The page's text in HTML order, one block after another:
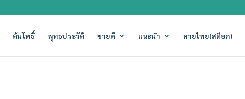
ต้นโพธิ์ พุทธประวัติ ขายดี แนะนำ ลายไทย(สต็อก)